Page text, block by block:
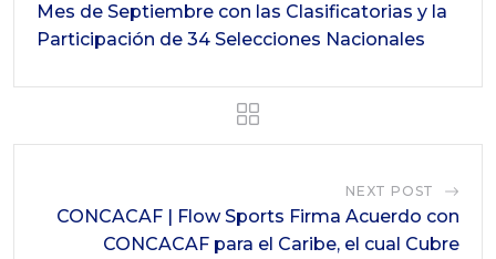
Mes de Septiembre con las Clasificatorias y la
Participación de 34 Selecciones Nacionales
NEXT POST
CONCACAF | Flow Sports Firma Acuerdo con
CONCACAF para el Caribe, el cual Cubre